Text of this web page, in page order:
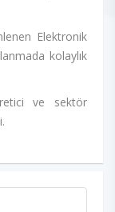
Elektronik
kolaylık
ve sektör